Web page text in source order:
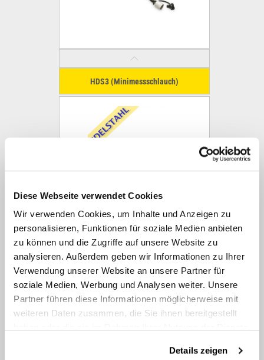
Diese Webseite verwendet Cookies
Wir verwenden Cookies, um Inhalte und Anzeigen zu
personalisieren, Funktionen für soziale Medien anbieten
zu können und die Zugriffe auf unsere Website zu
analysieren. Außerdem geben wir Informationen zu Ihrer
Verwendung unserer Website an unsere Partner für
soziale Medien, Werbung und Analysen weiter. Unsere
Partner führen diese Informationen möglicherweise mit
weiteren Daten zusammen, die Sie ihnen bereitgestellt
Details zeigen
HDS3 (Minimessschlauch)
HDS3 Edelstahl (Minimessschlauch)